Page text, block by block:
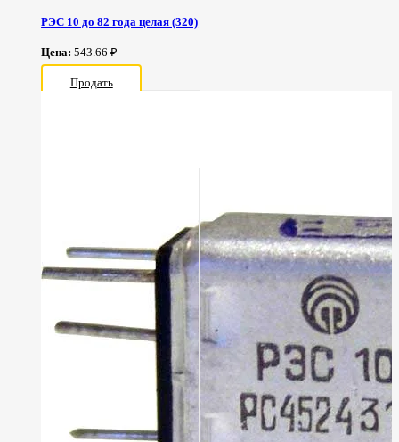
РЭС 10 до 82 года целая (320)
Цена:543.66 ₽
Продать